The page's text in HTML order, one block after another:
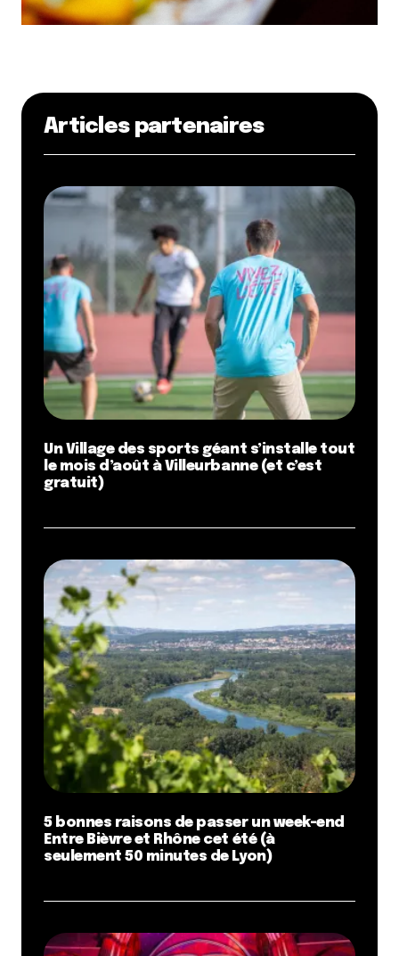
Articles partenaires
Un Village des sports géant s’installe tout
le mois d’août à Villeurbanne (et c’est
gratuit)
5 bonnes raisons de passer un week-end
Entre Bièvre et Rhône cet été (à
seulement 50 minutes de Lyon)